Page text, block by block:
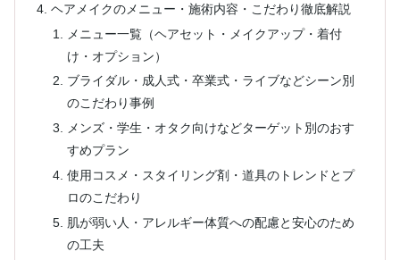
ヘアメイクのメニュー・施術内容・こだわり徹底解説
メニュー一覧（ヘアセット・メイクアップ・着付
け・オプション）
ブライダル・成人式・卒業式・ライブなどシーン別
のこだわり事例
メンズ・学生・オタク向けなどターゲット別のおす
すめプラン
使用コスメ・スタイリング剤・道具のトレンドとプ
ロのこだわり
肌が弱い人・アレルギー体質への配慮と安心のため
の工夫